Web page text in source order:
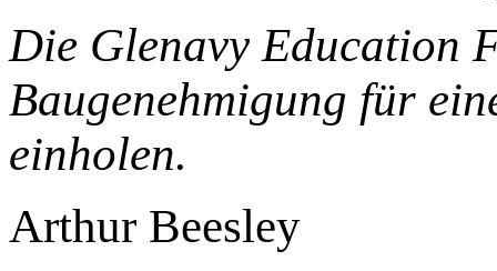
Die Glenavy Education
Baugenehmigung für
einholen.
Arthur Beesley